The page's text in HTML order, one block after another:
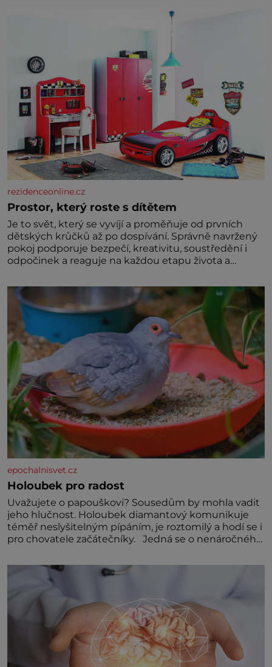
nedokážeme představit. Její příběh je
rezidenceonline.cz
Prostor, který roste s dítětem
Je to svět, který se vyvíjí a proměňuje od prvních
dětských krůčků až po dospívání. Správně navržený
pokoj podporuje bezpečí, kreativitu, soustředění i
odpočinek a reaguje na každou etapu života a
jednoduchost, měkkost a bezpečí, proto by pokoj
miminka měl působit především klidně a útulně.
Předškolní věk je
epochalnisvet.cz
Holoubek pro radost
Uvažujete o papouškovi? Sousedům by mohla vadit
jeho hlučnost. Holoubek diamantový komunikuje
téměř neslyšitelným pípáním, je roztomilý a hodí se i
pro chovatele začátečníky. Jedná se o nenáročného
Hodně času tráví na zemi, kde sbírá zbytky semínek
Jeho domovinou je prakticky celá Austrálie s
výjimkou pobřežní oblasti.